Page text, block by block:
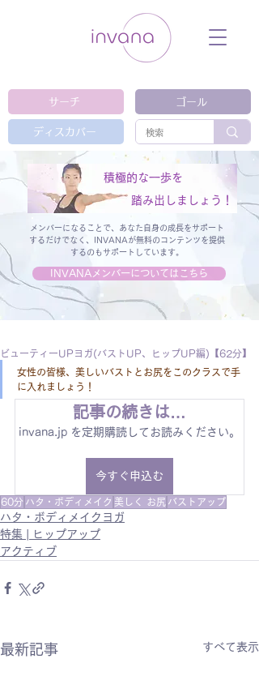
ガ 瞑想 栄養 医学 レッスン レクチャ
ー ​ストレス 免疫力 睡眠 メンタルヘル
サーチ
ディスカバー
ゴール
積極的な一歩を
踏み出しましょう！
メンバーになることで、あなた自身の成長をサポート
するだけでなく、
INVANAが無料のコンテンツを提供
するのもサポートしています。
INVANAメンバーについてはこちら
ビューティーUPヨガ(バストUP、ヒップUP編)【62分】
女性の皆様、美しいバストとお尻をこのクラスで手
に入れましょう！
記事の続きは…
invana.jp を定期購読してお読みください。
今すぐ申込む
60分 ハタ・ボディメイク 美しく お尻 バストアップ
ハタ・ボディメイクヨガ
特集 | ヒップアップ
アクティブ
最新記事 すべて表示